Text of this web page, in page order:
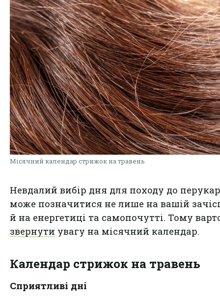
Місячний календар стрижок на травень
Невдалий вибір дня для походу до
може позначитися не лише на вашій
й на енергетиці та самопочутті. Тому
звернути увагу на місячний календар.
Календар стрижок на травень
Сприятливі дні